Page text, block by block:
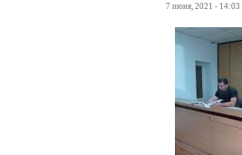
7 июня, 2021 - 14:03